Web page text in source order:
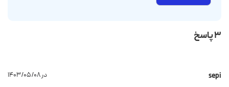
3 پاسخ
sepi ۱۴۰۳/۰۵/۰۸ در